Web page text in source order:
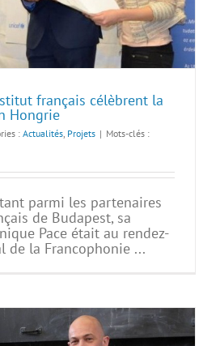
français célèbrent la
Hongrie
:Actualités Projets | Mots-clés :
parmi les partenaires
de Budapest, sa
Pace était au rendez-
de la Francophonie ...